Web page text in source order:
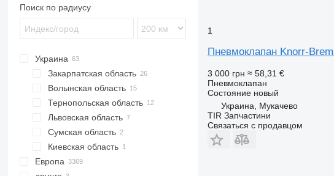
TGX
Intouro
LK
Sprinter
Tourismo
Travego
T-series
FH
FL
FMX
G-series
N-series
VNL
Поиск по радиусу
Украина
Закарпатская область
Мукачево
Волынская область
Тернопольская область
Тернополь
Львовская область
Черляны
Сумская область
Сумы
Киевская область
Киев
Европа
1
Пневмоклапан Knorr-
3 000 грн ≈ 58,31 €
Пневмоклапан
Состояниеновый
Украина, Мукачево
TIR Запчастини
Связаться с продавцом